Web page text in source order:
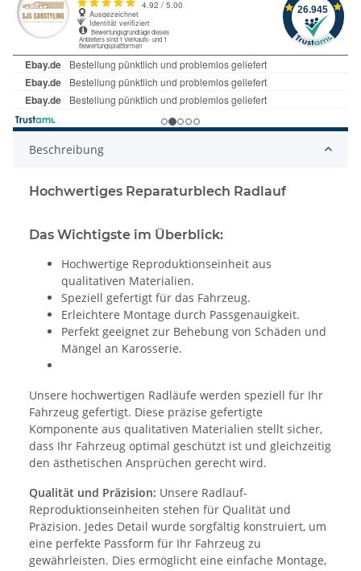
Beschreibung
Hochwertiges Reparaturblech Radlauf
Das Wichtigste im Überblick:
Hochwertige Reproduktionseinheit aus
qualitativen Materialien.
Speziell gefertigt für das Fahrzeug.
Erleichtere Montage durch Passgenauigkeit.
Perfekt geeignet zur Behebung von Schäden und
Mängel an Karosserie.
Unsere hochwertigen Radläufe werden speziell für Ihr
Fahrzeug gefertigt. Diese präzise gefertigte
Komponente aus qualitativen Materialien stellt sicher,
dass Ihr Fahrzeug optimal geschützt ist und gleichzeitig
den ästhetischen Ansprüchen gerecht wird.
Qualität und Präzision: Unsere Radlauf-
Reproduktionseinheiten stehen für Qualität und
Präzision. Jedes Detail wurde sorgfältig konstruiert, um
eine perfekte Passform für Ihr Fahrzeug zu
gewährleisten. Dies ermöglicht eine einfache Montage,